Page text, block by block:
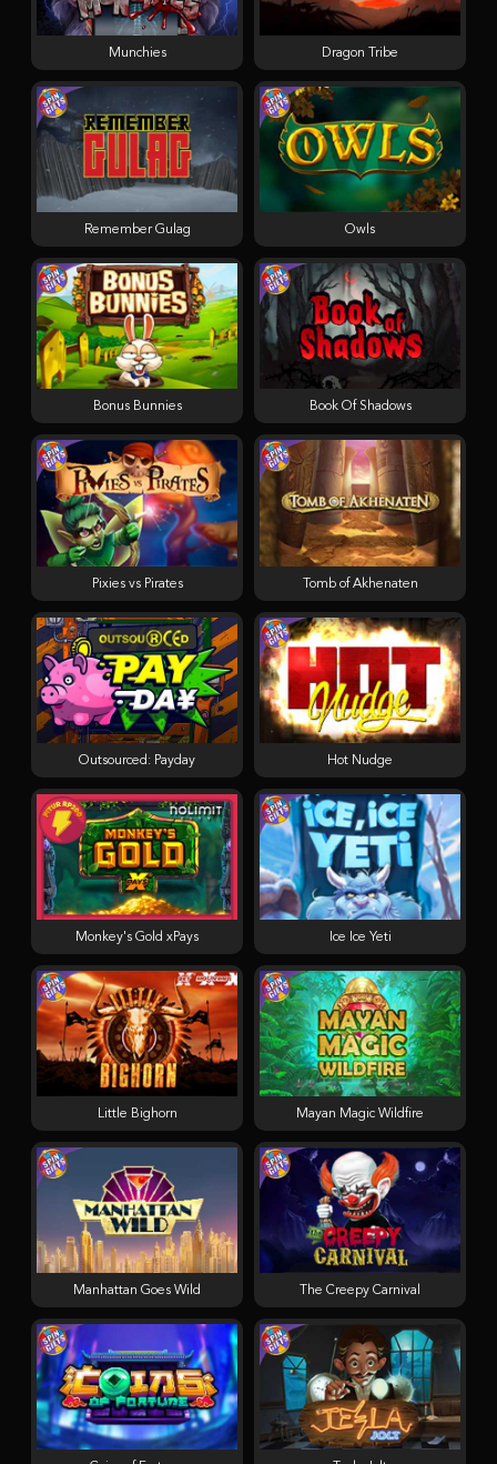
Munchies
Outsourced: Payday
Manhattan Goes Wild
Book Of Shadows
Hot Nudge
Monkey's Gold xPays
Little Bighorn
Tomb of Akhenaten
Dragon Tribe
Mayan Magic Wildfire
Bonus Bunnies
Owls
The Creepy Carnival
Pixies vs Pirates
Ice Ice Yeti
Remember Gulag